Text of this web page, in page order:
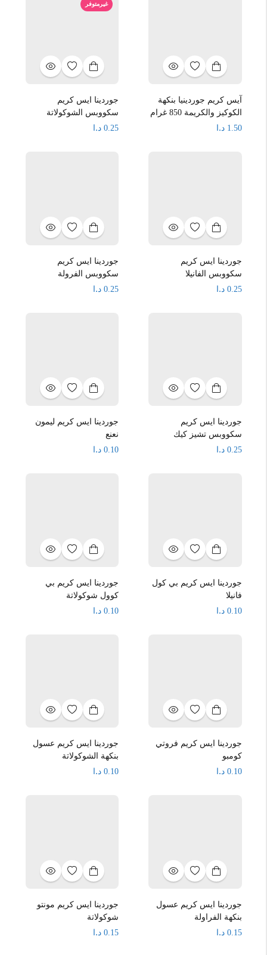
آيس كريم جوردينيا بنكهة
الكوكيز والكريمة 850 غرام
1.50 د.ا
غيرمتوفر
جوردينا ايس كريم
سكووبس الشوكولاتة
0.25 د.ا
جوردينا ايس كريم
سكووبس الفانيلا
0.25 د.ا
جوردينا ايس كريم
سكووبس الفرولة
0.25 د.ا
جوردينا ايس كريم
سكووبس تشيز كيك
0.25 د.ا
جوردينا ايس كريم ليمون
نعنع
0.10 د.ا
جوردينا ايس كريم بي كول
فانيلا
0.10 د.ا
جوردينا ايس كريم بي
كوول شوكولاتة
0.10 د.ا
جوردينا ايس كريم فروتي
كومبو
0.10 د.ا
جوردينا ايس كريم عسول
بنكهة الشوكولاتة
0.10 د.ا
جوردينا ايس كريم عسول
بنكهة الفراولة
0.15 د.ا
جوردينا ايس كريم مونتو
شوكولاتة
0.15 د.ا